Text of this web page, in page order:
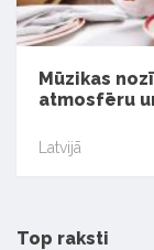
Mūzikas
atmosfēru
Latvijā
Top raksti